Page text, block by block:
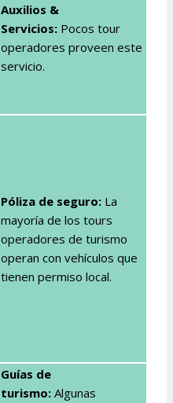
Auxilios &
Servicios: Pocos tour
operadores proveen este
servicio.
Póliza de seguro: La
mayoría de los tours
operadores de turismo
operan con vehículos que
tienen permiso local.
Guías de
turismo: Algunas